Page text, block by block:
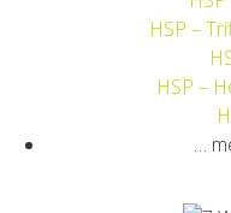
HSP –
HSP –
…